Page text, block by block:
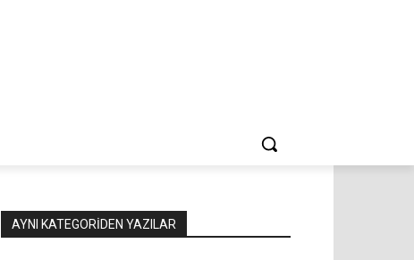
AYNI KATEGORIDEN YAZILAR